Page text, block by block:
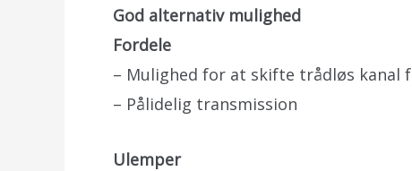
God alternativ mulighed
Fordele
– Mulighed for at skifte trådløs kanal
– Pålidelig transmission
Ulemper